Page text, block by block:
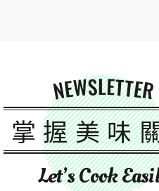
NEWSLETTER
掌握美味
Let’s Cook